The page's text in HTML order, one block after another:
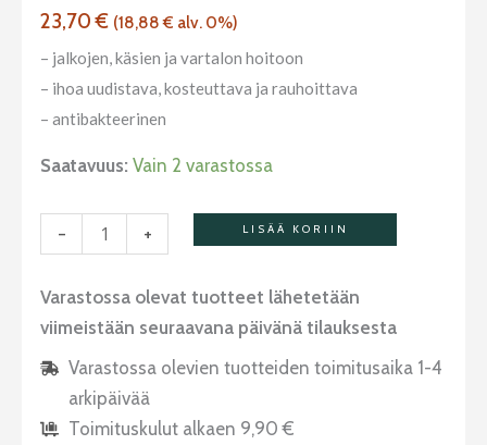
23,70€ (18,88€ alv. 0%)
– jalkojen, käsien ja vartalon hoitoon
– ihoa uudistava, kosteuttava ja rauhoittava
– antibakteerinen
Saatavuus: Vain 2 varastossa
-
75g
+ LISÄÄ KORIIN
Varastossa olevat tuotteet lähetetään
viimeistään seuraavana päivänä tilauksesta
Varastossa olevien tuotteiden toimitusaika 1-4
arkipäivää
Toimituskulut alkaen 9,90 €